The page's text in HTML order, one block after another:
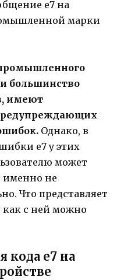
большинство
имеют
Однако, в
е7 у этих
может
именно не
Что представляет
как с ней можно
кода е7 на